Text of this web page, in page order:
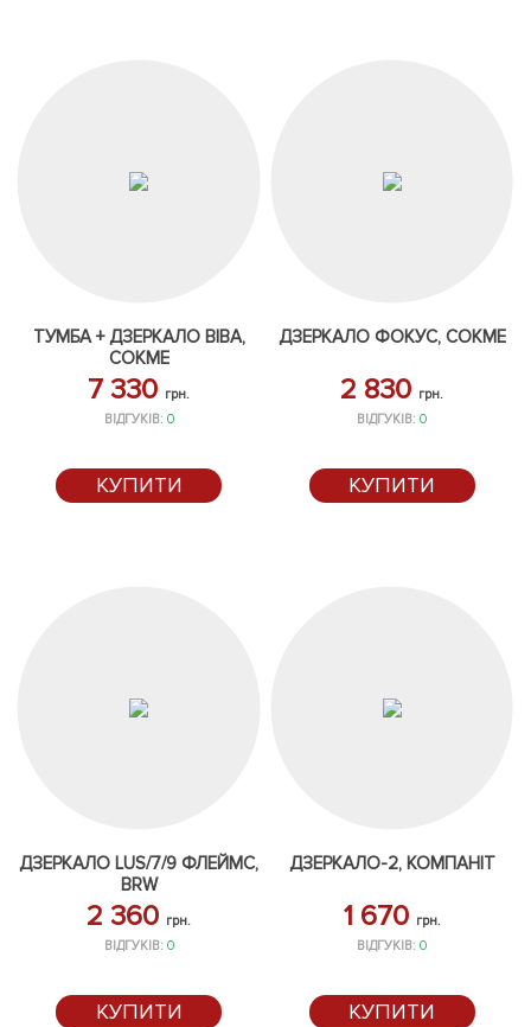
ТУМБА + ДЗЕРКАЛО ВІВА,
СОКМЕ
7 330 грн.
ВІДГУКІВ: 0
КУПИТИ
ДЗЕРКАЛО ФОКУС, СОКМЕ
2 830 грн.
ВІДГУКІВ:0
КУПИТИ
ДЗЕРКАЛО LUS/7/9 ФЛЕЙМС,
BRW
2 360 грн.
ВІДГУКІВ: 0
КУПИТИ
ДЗЕРКАЛО-2, КОМПАНІТ
1 670 грн.
ВІДГУКІВ:0
КУПИТИ